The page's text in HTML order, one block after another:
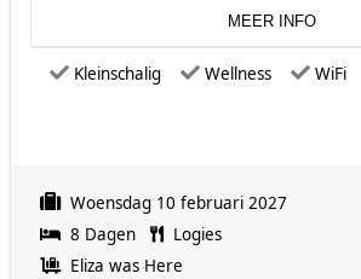
MEER INFO
Kleinschalig Wellness WiFi
Woensdag 10 februari 2027
8 Dagen
Logies
Eliza was Here